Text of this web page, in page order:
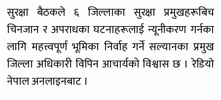
सुरक्षा बैठकले ६ जिल्लाका सुरक्षा प्रमुखहरूबिच
चिनजान र अपराधका घटनाहरूलाई न्यूनीकरण गर्नका
लागि महत्त्वपूर्ण भूमिका निर्वाह गर्ने सल्यानका प्रमुख
जिल्ला अधिकारी विपिन आचार्यको विश्वास छ । रेडियाे
नेपाल अनलाइनबाट ।